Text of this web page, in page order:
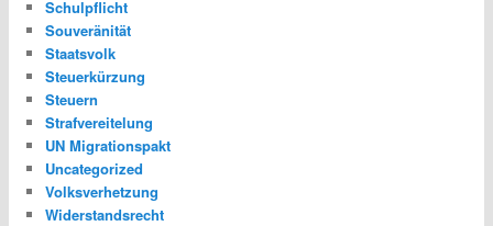
Schulpflicht
Souveränität
Staatsvolk
Steuerkürzung
Steuern
Strafvereitelung
UN Migrationspakt
Uncategorized
Volksverhetzung
Widerstandsrecht